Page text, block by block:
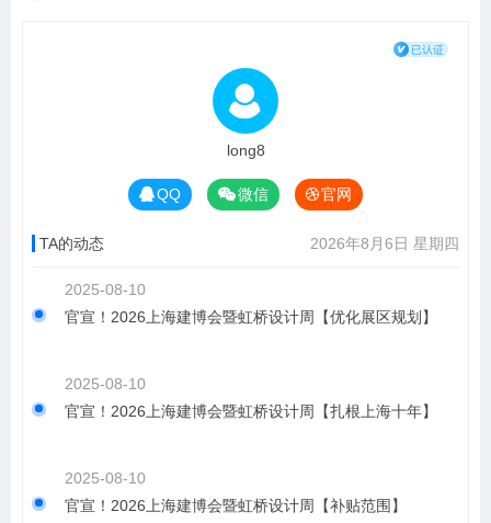
long8
QQ 微信 官网
TA的动态 2026年8月6日 星期四
2025-08-10
官宣！2026上海建博会暨虹桥设计周【优化展区规划】
2025-08-10
官宣！2026上海建博会暨虹桥设计周【扎根上海十年】
2025-08-10
官宣！2026上海建博会暨虹桥设计周【补贴范围】